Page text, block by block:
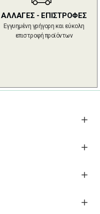
ΑΛΛΑΓΕΣ - ΕΠΙΣΤΡΟΦΕΣ
Εγγυημένη γρήγορη και εύκολη
επιστροφή προϊόντων